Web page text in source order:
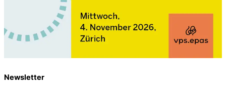
Newsletter